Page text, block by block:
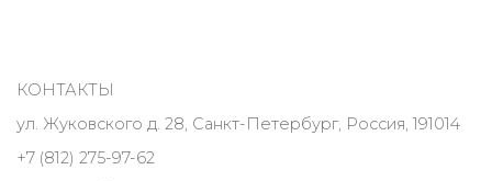
КОНТАКТЫ
ул. Жуковского д. 28, Санкт-Петербург, Россия, 191014
+7 (812) 275-97-62